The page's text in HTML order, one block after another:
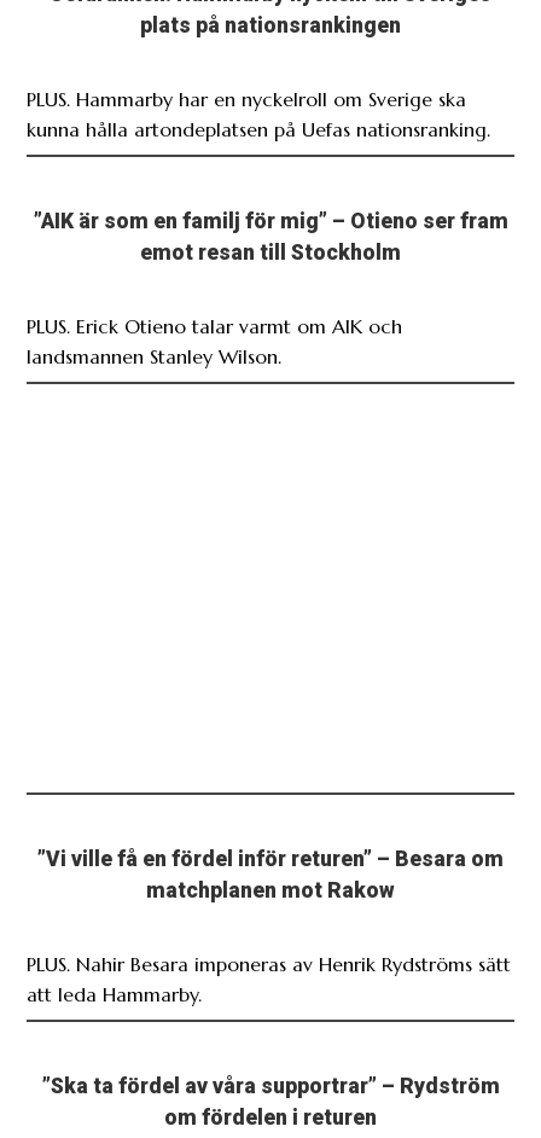
plats på nationsrankingen
PLUS. Hammarby har en nyckelroll om Sverige ska
kunna hålla artondeplatsen på Uefas nationsranking.
”AIK är som en familj för mig” – Otieno ser fram
emot resan till Stockholm
PLUS. Erick Otieno talar varmt om AIK och
landsmannen Stanley Wilson.
”Vi ville få en fördel inför returen” – Besara om
matchplanen mot Rakow
PLUS. Nahir Besara imponeras av Henrik Rydströms sätt
att leda Hammarby.
”Ska ta fördel av våra supportrar” – Rydström
om fördelen i returen